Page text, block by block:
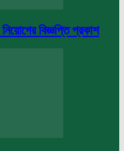
বিজ্ঞপ্তি প্রকাশ